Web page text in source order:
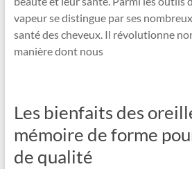
vapeur se distingue par ses
santé des cheveux. Il révolutionne
manière dont nous
Les bienfaits des
mémoire de forme
de qualité